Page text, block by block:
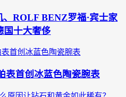
ROLF BENZ罗福·宾士家
国十大奢侈
表首创冰蓝色陶瓷腕表